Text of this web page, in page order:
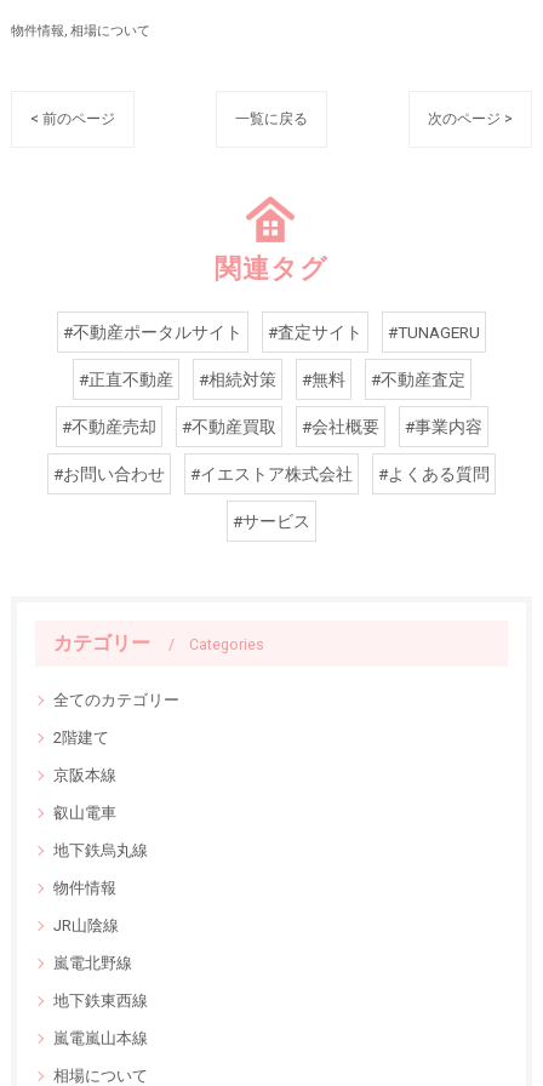
物件情報 相場について
< 前のページ 一覧に戻る 次のページ >
関連タグ
#不動産ポータルサイト #査定サイト #TUNAGERU
#正直不動産 #相続対策 #無料 #不動産査定
#不動産売却 #不動産買取 #会社概要 #事業内容
#お問い合わせ #イエストア株式会社 #よくある質問
#サービス
カテゴリー Categories
全てのカテゴリー
2階建て
京阪本線
叡山電車
地下鉄烏丸線
物件情報
JR山陰線
嵐電北野線
地下鉄東西線
嵐電嵐山本線
相場について